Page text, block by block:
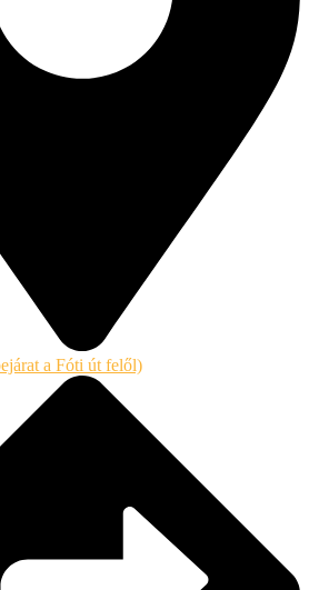
a Fóti út felől)